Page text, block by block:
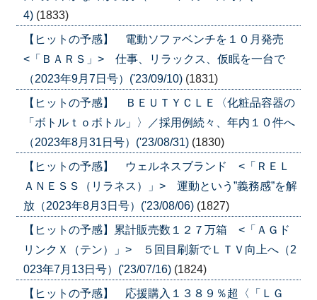
4) (1833)
【ヒットの予感】 電動ソファベンチを１０月発売
<「ＢＡＲＳ」> 仕事、リラックス、仮眠を一台で
（2023年9月7日号）('23/09/10) (1831)
【ヒットの予感】 ＢＥＵＴＹＣＬＥ〈化粧品容器の
「ボトルｔｏボトル」〉／採用例続々、年内１０件へ
（2023年8月31日号）('23/08/31) (1830)
【ヒットの予感】 ウェルネスブランド <「ＲＥＬ
ＡＮＥＳＳ（リラネス）」> 運動という”義務感”を解
放（2023年8月3日号）('23/08/06) (1827)
【ヒットの予感】累計販売数１２７万箱 <「ＡＧド
リンクＸ（テン）」> ５回目刷新でＬＴＶ向上へ（2
023年7月13日号）('23/07/16) (1824)
【ヒットの予感】 応援購入１３８９％超〈「ＬＧ